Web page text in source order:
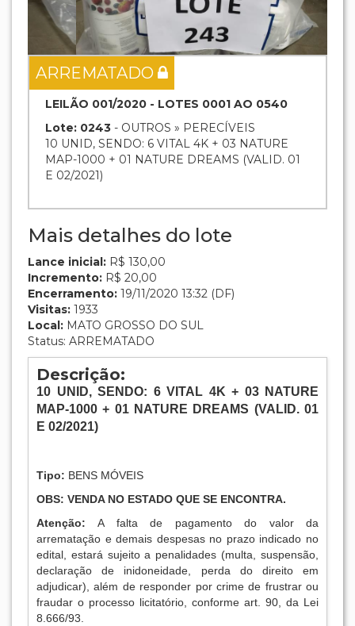
ARREMATADO
LEILÃO 001/2020 - LOTES 0001 AO 0540
Lote: 0243 - OUTROS » PERECÍVEIS
10 UNID, SENDO: 6 VITAL 4K + 03 NATURE
MAP-1000 + 01 NATURE DREAMS (VALID. 01
E 02/2021)
Mais detalhes do lote
Lance inicial: R$ 130,00
Incremento: R$ 20,00
Encerramento: 19/11/2020 13:32 (DF)
Visitas: 1933
Local: MATO GROSSO DO SUL
Status: ARREMATADO
Descrição:
10 UNID, SENDO: 6 VITAL 4K + 03 NATURE
MAP-1000 + 01 NATURE DREAMS (VALID. 01
E 02/2021)
Tipo: BENS MÓVEIS
OBS: VENDA NO ESTADO QUE SE ENCONTRA.
Atenção:A falta de pagamento do valor da
arrematação e demais despesas no prazo indicado no
edital, estará sujeito a penalidades (multa, suspensão,
declaração de inidoneidade, perda do direito em
adjudicar), além de responder por crime de frustrar ou
fraudar o processo licitatório, conforme art. 90, da Lei
8.666/93.